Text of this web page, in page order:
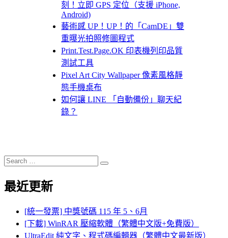
刻！立即 GPS 定位（支援 iPhone,
Android)
藝術感 UP！UP！的「CamDE」雙
重曝光拍照修圖程式
Print.Test.Page.OK 印表機列印品質
測試工具
Pixel Art City Wallpaper 像素風格靜
態手機桌布
如何讓 LINE 「自動備份」聊天紀
錄？
Search
for:
Search
最近更新
[統一發票] 中獎號碼 115 年 5、6月
[下載] WinRAR 壓縮軟體（繁體中文版+免費版）
UltraEdit 純文字、程式碼編輯器（繁體中文最新版）